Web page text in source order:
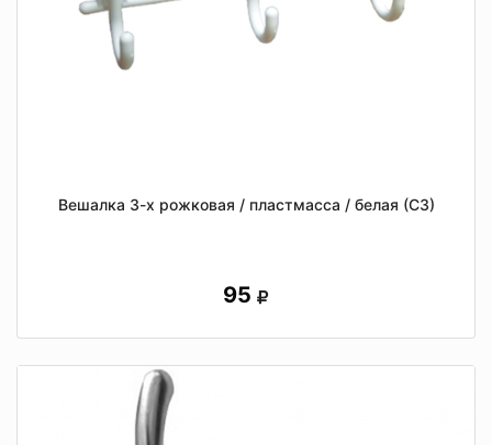
Вешалка 3-х рожковая / пластмасса / белая (СЗ)
95